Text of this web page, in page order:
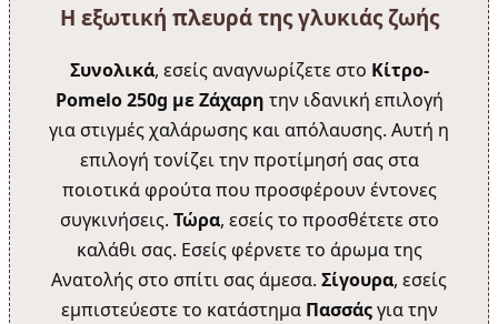
Η εξωτική πλευρά της γλυκιάς ζωής
Συνολικά, εσείς αναγνωρίζετε στο Κίτρο-
Pomelo 250g με Ζάχαρη την ιδανική επιλογή
για στιγμές χαλάρωσης και απόλαυσης. Αυτή η
επιλογή τονίζει την προτίμησή σας στα
ποιοτικά φρούτα που προσφέρουν έντονες
συγκινήσεις. Τώρα, εσείς το προσθέτετε στο
καλάθι σας. Εσείς φέρνετε το άρωμα της
Ανατολής στο σπίτι σας άμεσα. Σίγουρα, εσείς
εμπιστεύεστε το κατάστημα Πασσάςγια την